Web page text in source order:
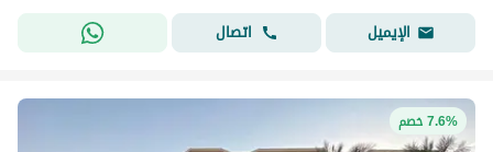
الإيميل
اتصال
7.6% خصم